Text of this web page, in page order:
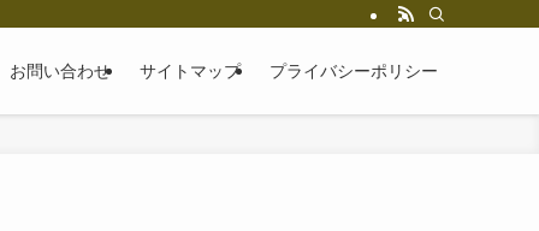
お問い合わせ サイトマップ プライバシーポリシー